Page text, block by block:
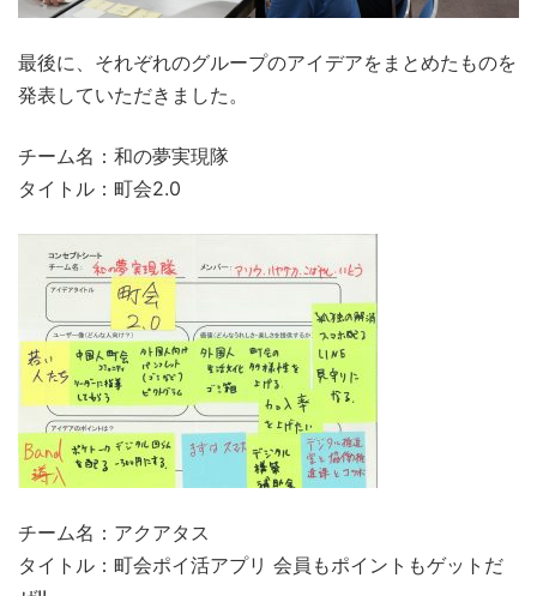
最後に、それぞれのグループのアイデアをまとめたものを
発表していただきました。
チーム名：和の夢実現隊
タイトル：町会2.0
チーム名：アクアタス
タイトル：町会ポイ活アプリ 会員もポイントもゲットだ